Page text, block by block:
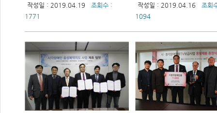
작성일 : 2019.04.19
조회수 :
1771
작성일 : 2019.04.16
조회
1094